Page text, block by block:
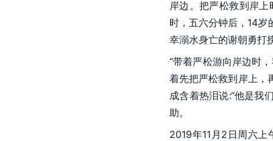
岸边。把严松救到岸
时，五六分钟后，14
幸溺水身亡的谢朝勇打
“带着严松游向岸边时
着先把严松救到岸上，
成含着热泪说:“他是我
助。
2019年11月2日周六